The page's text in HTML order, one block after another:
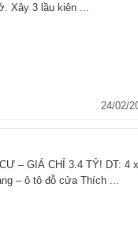
Xây 3 lầu kiên ...
24/02/
– GIÁ CHỈ 3.4 TỶ! DT: 4 x
– ô tô đỗ cửa Thích ...